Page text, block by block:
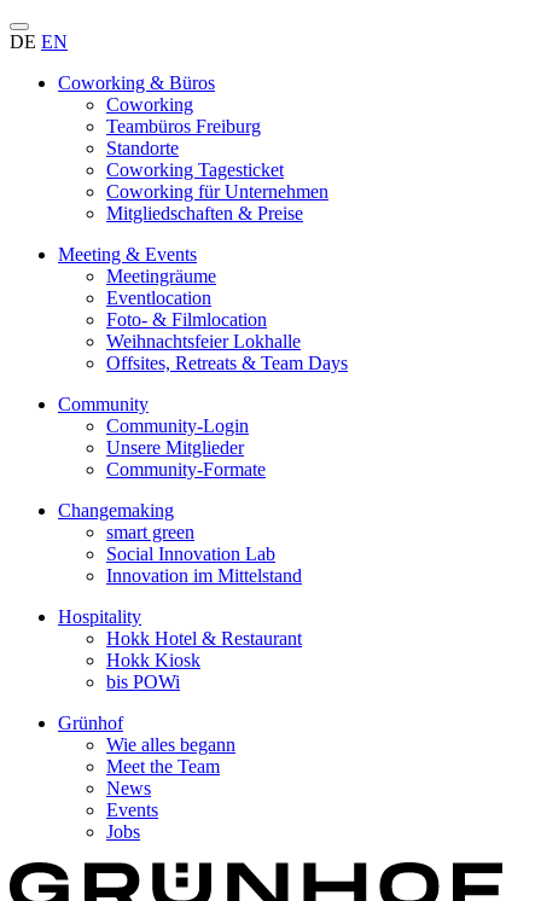
DE EN
Coworking & Büros
Coworking
Teambüros Freiburg
Standorte
Coworking Tagesticket
Coworking für Unternehmen
Mitgliedschaften & Preise
Meeting & Events
Meetingräume
Eventlocation
Foto- & Filmlocation
Weihnachtsfeier Lokhalle
Offsites, Retreats & Team Days
Community
Community-Login
Unsere Mitglieder
Community-Formate
Changemaking
smart green
Social Innovation Lab
Innovation im Mittelstand
Hospitality
Hokk Hotel & Restaurant
Hokk Kiosk
bis POWi
Grünhof
Wie alles begann
Meet the Team
News
Events
Jobs